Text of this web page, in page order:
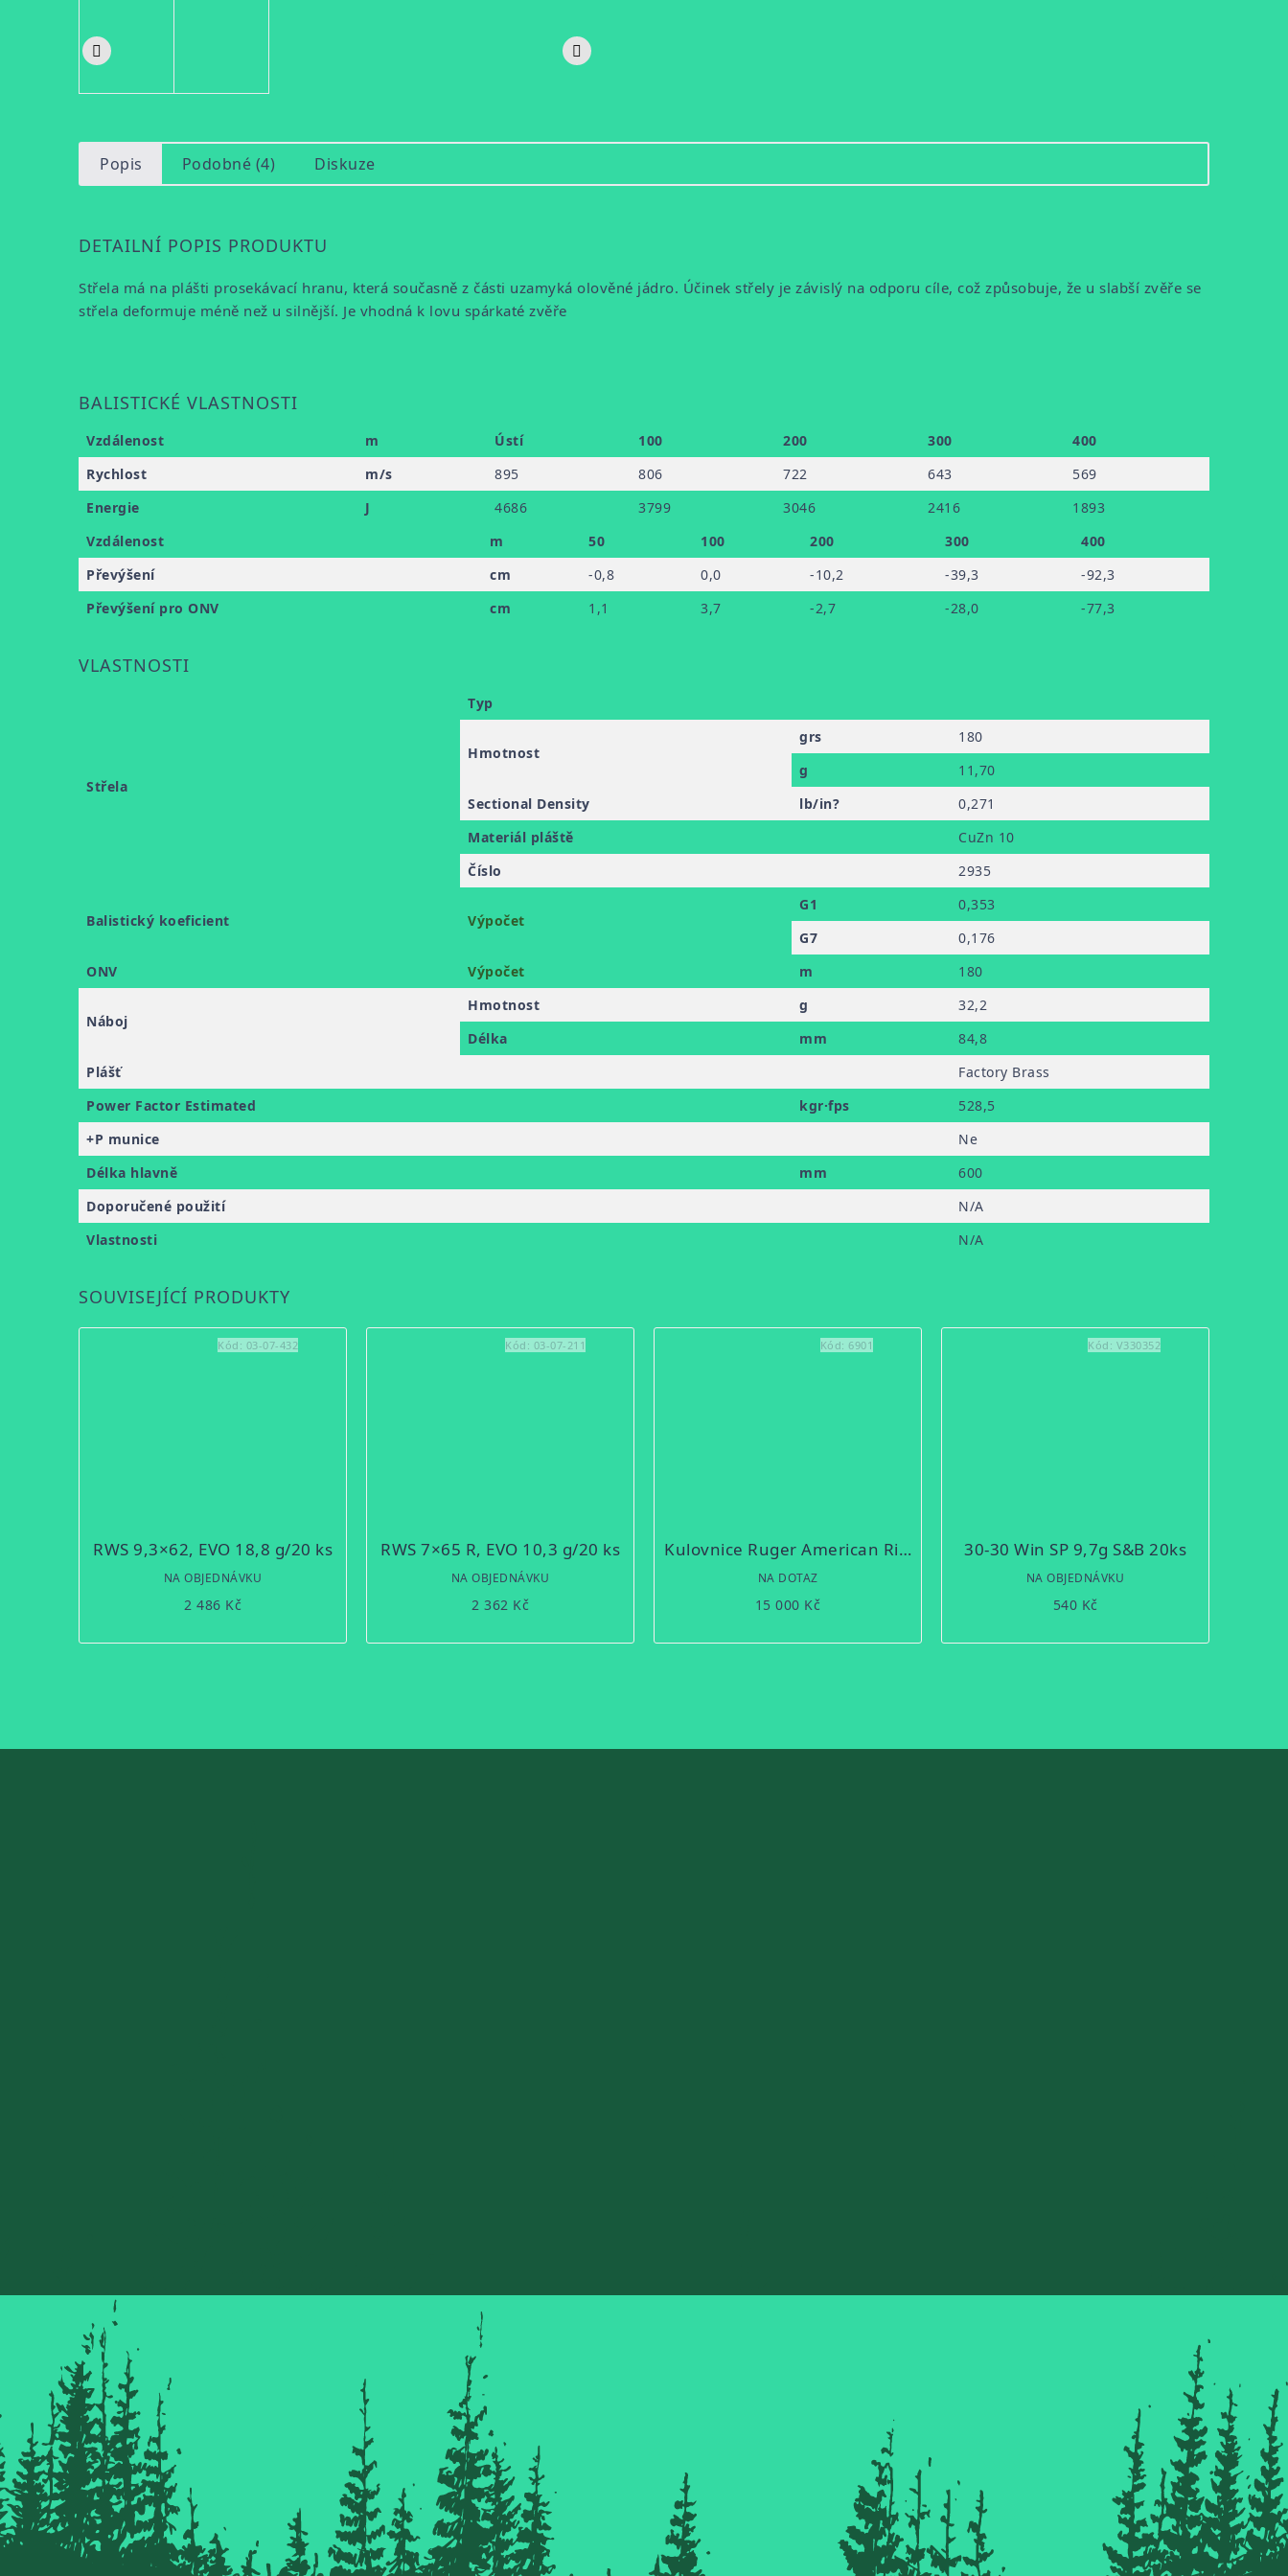
Popis Podobné (4) Diskuze
DETAILNÍ POPIS PRODUKTU
Střela má na plášti prosekávací hranu, která současně z části uzamyká olověné jádro. Účinek střely je závislý na odporu cíle, což způsobuje, že u slabší zvěře se
střela deformuje méně než u silnější. Je vhodná k lovu spárkaté zvěře
BALISTICKÉ VLASTNOSTI
Vzdálenost m Ústí 100 200 300
400
Rychlost
m/s 895 806 722 643
569
Energie
J 4686 3799 3046 2416
1893
Vzdálenost
m 50 100 200 300
400
Převýšení
cm -0,8 0,0 -10,2 -39,3 -92,3
Převýšení pro ONV
cm 1 ,1 3,7 -2,7 -28,0 -77,3
VLASTNOSTI
Střela
Typ
Hmotnost
grs
180
g
11 ,70
Sectional Density
lb/in? 0,271
Materiál pláště
CuZn 10
Číslo
2935
Balistický koeficient Výpočet
G1 0,353
G7
0,176
ONV
Výpočet m 180
Náboj
Hmotnost g 32,2
Délka
mm 84,8
Plášť
Factory Brass
Power Factor Estimated
kgr·fps 528,5
+P munice
Ne
Délka hlavně
mm
600
Doporučené použití
N/A
Vlastnosti
N/A
SOUVISEJÍCÍ PRODUKTY
RWS 9,3×62, EVO 18,8 g/20 ks
NA OBJEDNÁVKU
2 486 Kč
Kód: 03-07-432
RWS 7×65 R, EVO 10,3 g/20 ks
NA OBJEDNÁVKU
2 362 Kč
Kód: 03-07-211
Kulovnice Ruger American Rifle Standard 30-06 Spr
NA DOTAZ
15 000 Kč
Kód: 6901
30-30 Win SP 9,7g S&B 20ks
NA OBJEDNÁVKU
540 Kč
Kód: V330352